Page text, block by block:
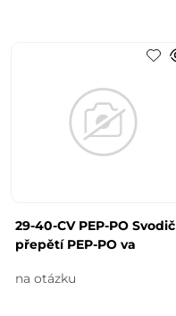
29-40-CV PEP-PO Svodič
přepětí PEP-PO va
na otázku